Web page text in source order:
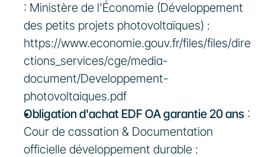
: Ministère de l'Économie (Développement
des petits projets photovoltaïques) :
https://www.economie.gouv.fr/files/files/dire
ctions_services/cge/media-
document/Developpement-
photovoltaiques.pdf
Obligation d'achat EDF OA garantie 20 ans :
Cour de cassation & Documentation
officielle développement durable :